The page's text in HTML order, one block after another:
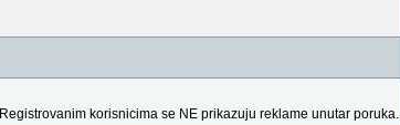
Registrovanim korisnicima se NE prikazuju reklame unutar poruka.